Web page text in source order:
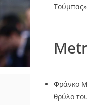
Τούμπας»
Φράνκο
θρύλο